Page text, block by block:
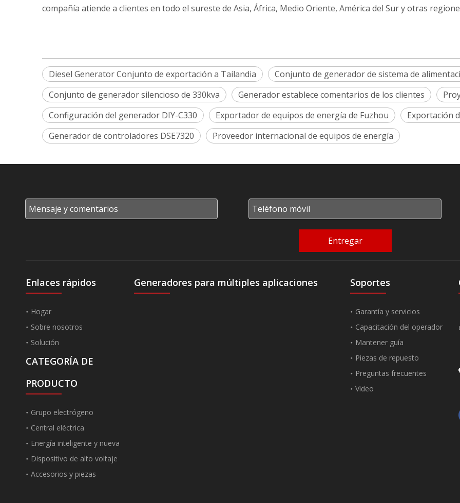
compañía atiende a clientes en todo el sureste de Asia, África, Medio Oriente, América del Sur y otras
Diesel Generator Conjunto de exportación a Tailandia
Conjunto de generador de sistema de
Conjunto de generador silencioso de 330kva
Generador establece comentarios de los clientes
Configuración del generador DIY-C330
Exportador de equipos de energía de Fuzhou
Exportación
Generador de controladores DSE7320
Proveedor internacional de equipos de energía
Entregar
Enlaces rápidos
Hogar
Sobre nosotros
Solución
CATEGORÍA DE
PRODUCTO
Grupo electrógeno
Central eléctrica
Energía inteligente y nueva
Dispositivo de alto voltaje
Accesorios y piezas
Generadores para múltiples aplicaciones Soportes
Garantía y servicios
Capacitación del operador
Mantener guía
Piezas de repuesto
Preguntas frecuentes
Video